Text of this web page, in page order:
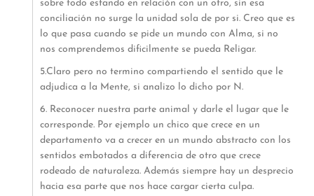
sobre todo estando en relación con un otro, sin esa
conciliación no surge la unidad sola de por si. Creo que es
lo que pasa cuando se pide un mundo con Alma, si no
nos comprendemos dificilmente se pueda Religar.
5.Claro pero no termino compartiendo el sentido que le
adjudica a la Mente, si analizo lo dicho por N.
6. Reconocer nuestra parte animal y darle el lugar que le
corresponde. Por ejemplo un chico que crece en un
departamento va a crecer en un mundo abstracto con los
sentidos embotados a diferencia de otro que crece
rodeado de naturaleza. Además siempre hay un desprecio
hacia esa parte que nos hace cargar cierta culpa.